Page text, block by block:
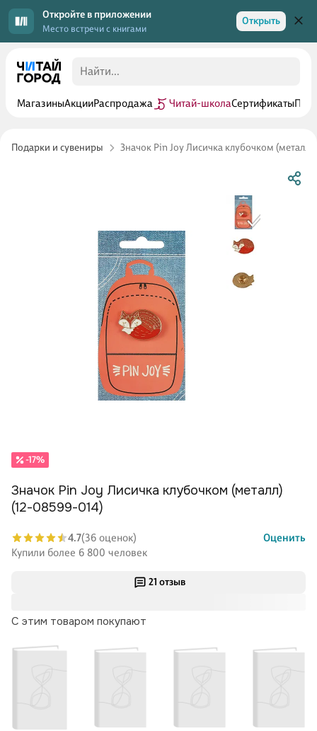
Откройте в приложении
Место встречи с книгами
Открыть
МагазиныАкцииРаспродажа Читай-школаСертификаты
Подарки и сувениры Значок Pin Joy Лисичка клубочком (металл)
21 отзыв
С этим товаром покупают
-17%
Значок Pin Joy Лисичка клубочком (металл)
(12-08599-014)
4.7(36 оценок)
Оценить
Купили более 6 800 человек